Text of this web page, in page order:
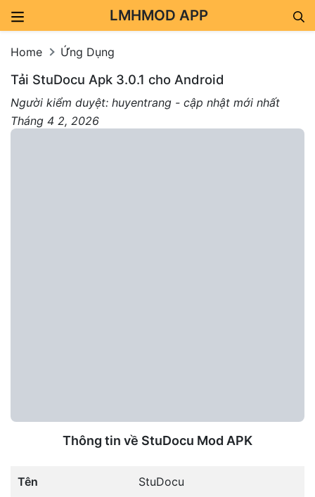
LMHMOD APP
Home Ứng Dụng
Tải StuDocu Apk 3.0.1 cho Android
Người kiểm duyệt: huyentrang - cập nhật mới nhất
Tháng 4 2, 2026
Thông tin về StuDocu Mod APK
Tên StuDocu